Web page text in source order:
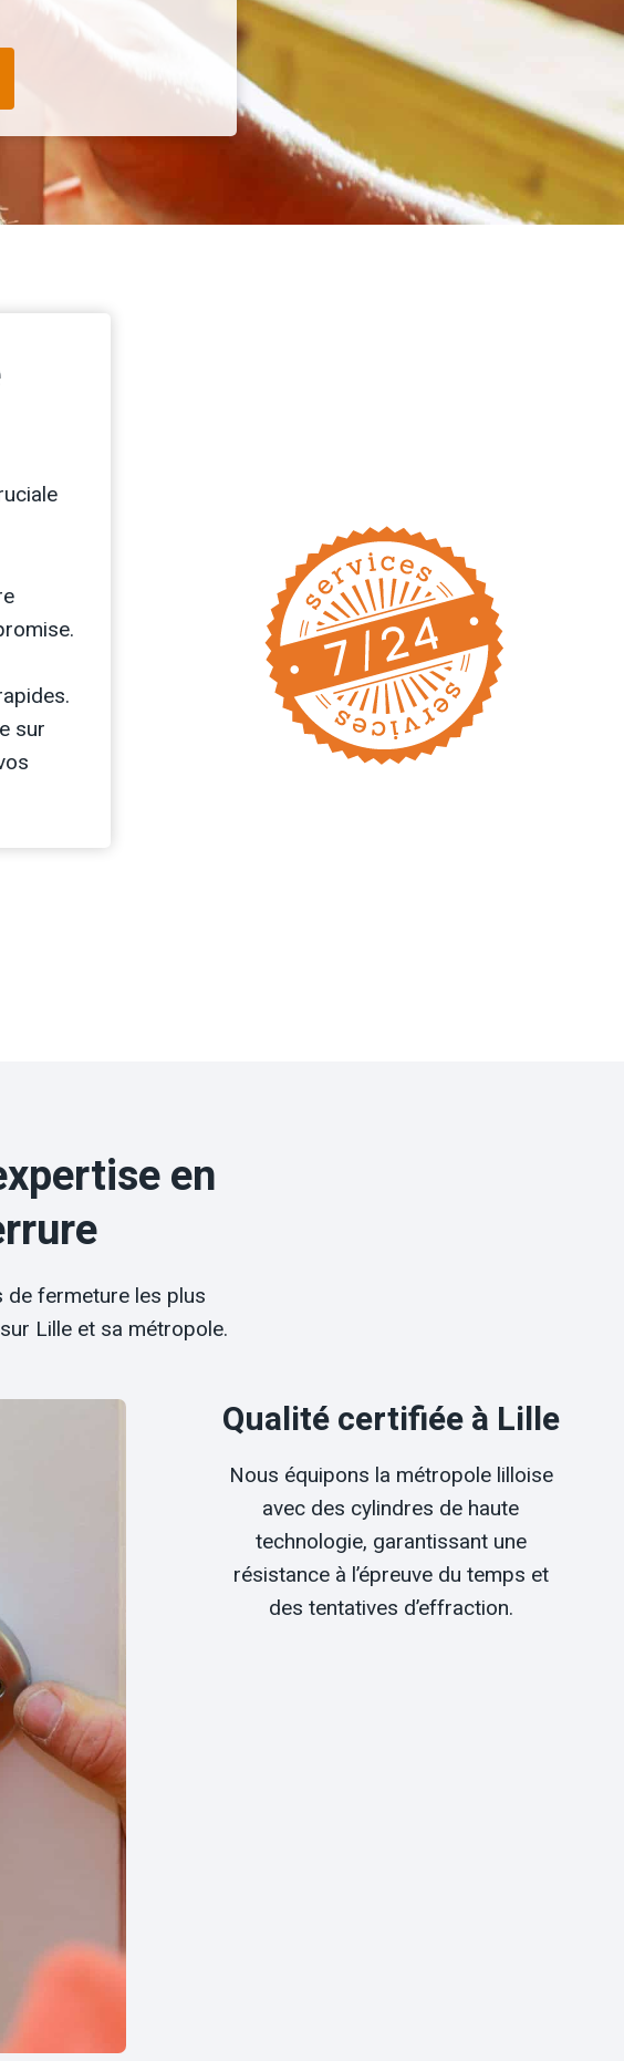
sur
en
de fermeture les plus
Lille et sa métropole.
Qualité certifiée à Lille
Nous équipons la métropole lilloise
avec des cylindres de haute
technologie, garantissant une
résistance à l’épreuve du temps et
des tentatives d’effraction.